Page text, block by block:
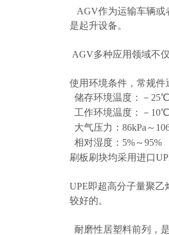
AGV作为运输车辆或
是起升设备。
AGV多种应用领域不
使用环境条件，常规件
储存环境温度：－
工作环境温度：－
大气压力：86kPa～
相对湿度：5%～95%
刷板刷块均采用进口
UPE即超高分子量聚
较好的。
耐磨性居塑料前列，